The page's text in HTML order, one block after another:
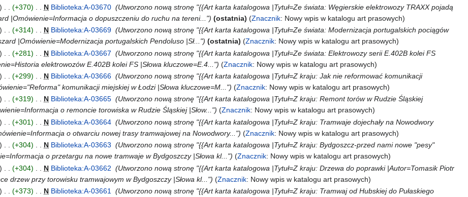
+370 N Biblioteka:A-03670 ‎ Utworzono nową stronę "{{Art karta katalogowa |Tytuł=Ze świata: Węgierskie elektrowozy TRAXX pojadą
|Omówienie=Informacja o dopuszczeniu do ruchu na tereni..."
ostatnia Znacznik: Nowy wpis w katalogu art prasowych
+314 N Biblioteka:A-03669 ‎ Utworzono nową stronę "{{Art karta katalogowa |Tytuł=Ze świata: Modernizacja portugalskich pociągów
|Omówienie=Modernizacja portugalskich Pendoluso |Sł..."
ostatnia Znacznik: Nowy wpis w katalogu art prasowych
+281 N Biblioteka:A-03667 ‎ Utworzono nową stronę "{{Art karta katalogowa |Tytuł=Ze świata: Elektrowozy serii E.402B kolei FS
elektrowozów E.402B kolei FS |Słowa kluczowe=E.4..."
Znacznik: Nowy wpis w katalogu art prasowych
+299 N Biblioteka:A-03666 ‎ Utworzono nową stronę "{{Art karta katalogowa |Tytuł=Z kraju: Jak nie reformować komunikacji
komunikacji miejskiej w Łodzi |Słowa kluczowe=M..."
Znacznik: Nowy wpis w katalogu art prasowych
+319 N Biblioteka:A-03665 ‎ Utworzono nową stronę "{{Art karta katalogowa |Tytuł=Z kraju: Remont torów w Rudzie Śląskiej
o remoncie torowiska w Rudzie Śląskiej |Słow..."
Znacznik: Nowy wpis w katalogu art prasowych
+301 N Biblioteka:A-03664 ‎ Utworzono nową stronę "{{Art karta katalogowa |Tytuł=Z kraju: Tramwaje dojechały na Nowodwory
o otwarciu nowej trasy tramwajowej na Nowodwory..."
Znacznik: Nowy wpis w katalogu art prasowych
+304 N Biblioteka:A-03663 ‎ Utworzono nową stronę "{{Art karta katalogowa |Tytuł=Z kraju: Bydgoszcz-przed nami nowe "pesy"
o przetargu na nowe tramwaje w Bydgoszczy |Słowa kl..."
Znacznik: Nowy wpis w katalogu art prasowych
+304 N Biblioteka:A-03662 ‎ Utworzono nową stronę "{{Art karta katalogowa |Tytuł=Z kraju: Drzewa do poprawki |Autor=Tomasik Piotr
drzew przy torowisku tramwajowym w Bydgoszczy |Słowa kl..."
Znacznik: Nowy wpis w katalogu art prasowych
+373 N Biblioteka:A-03661 ‎ Utworzono nową stronę "{{Art karta katalogowa |Tytuł=Z kraju: Tramwaj od Hubskiej do Pułaskiego